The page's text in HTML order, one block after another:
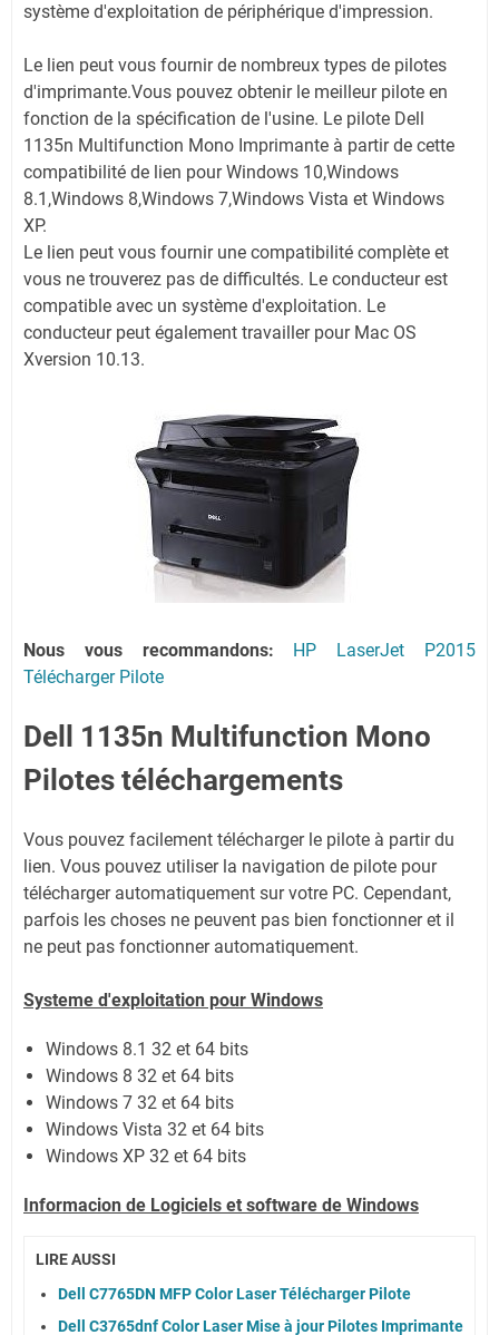
système d'exploitation de périphérique d'impression.
Le lien peut vous fournir de nombreux types de pilotes
d'imprimante.Vous pouvez obtenir le meilleur pilote en
fonction de la spécification de l'usine. Le pilote Dell
1135n Multifunction Mono Imprimante à partir de cette
compatibilité de lien pour Windows 10,Windows
8.1,Windows 8,Windows 7,Windows Vista et Windows
XP.
Le lien peut vous fournir une compatibilité complète et
vous ne trouverez pas de difficultés. Le conducteur est
compatible avec un système d'exploitation. Le
conducteur peut également travailler pour Mac OS
Xversion 10.13.
Nous vous recommandons: HP LaserJet P2015
Télécharger Pilote
Dell 1135n Multifunction Mono
Pilotes téléchargements
Vous pouvez facilement télécharger le pilote à partir du
lien. Vous pouvez utiliser la navigation de pilote pour
télécharger automatiquement sur votre PC. Cependant,
parfois les choses ne peuvent pas bien fonctionner et il
ne peut pas fonctionner automatiquement.
Systeme d'exploitation pour Windows
Windows 8.1 32 et 64 bits
Windows 8 32 et 64 bits
Windows 7 32 et 64 bits
Windows Vista 32 et 64 bits
Windows XP 32 et 64 bits
Informacion de Logiciels et software de Windows
LIRE AUSSI
Dell C7765DN MFP Color Laser Télécharger Pilote
Dell C3765dnf Color Laser Mise à jour Pilotes Imprimante